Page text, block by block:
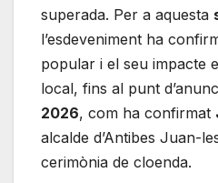
superada. Per a aquesta
l’esdeveniment ha
popular i el seu impacte
local, fins al punt
2026, com ha confirmat
alcalde d’Antibes Juan-
cerimònia de cloenda.